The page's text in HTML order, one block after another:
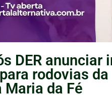
DER
rodovias
Maria da Fé